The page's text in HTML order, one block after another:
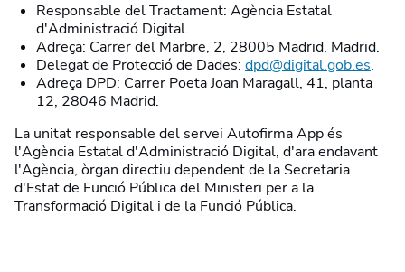
Responsable del Tractament: Agència Estatal
d'Administració Digital.
Adreça: Carrer del Marbre, 2, 28005 Madrid, Madrid.
Delegat de Protecció de Dades: dpd@digital.gob.es.
Adreça DPD: Carrer Poeta Joan Maragall, 41, planta
12, 28046 Madrid.
La unitat responsable del servei Autofirma App és
l'Agència Estatal d'Administració Digital, d'ara endavant
l'Agència, òrgan directiu dependent de la Secretaria
d'Estat de Funció Pública del Ministeri per a la
Transformació Digital i de la Funció Pública.